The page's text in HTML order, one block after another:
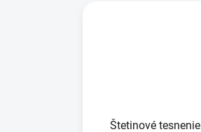
Štetinové tesnenie